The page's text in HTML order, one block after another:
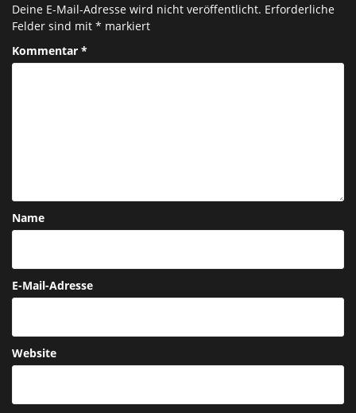
Deine E-Mail-Adresse wird nicht veröffentlicht. Erforderliche
Felder sind mit * markiert
Kommentar *
Name
E-Mail-Adresse
Website